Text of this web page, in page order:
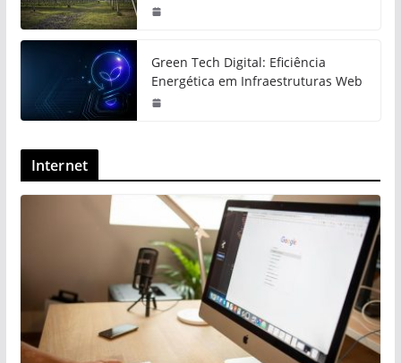
Green Tech Digital: Eficiência
Energética em Infraestruturas Web
Internet